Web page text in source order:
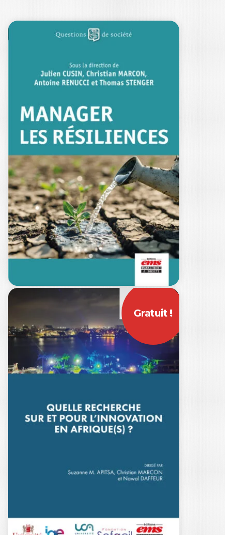
MANAGER LES
RÉSILIENCES
JULIEN CUSIN|
THOMAS STENGER
29,00€
Gratuit !